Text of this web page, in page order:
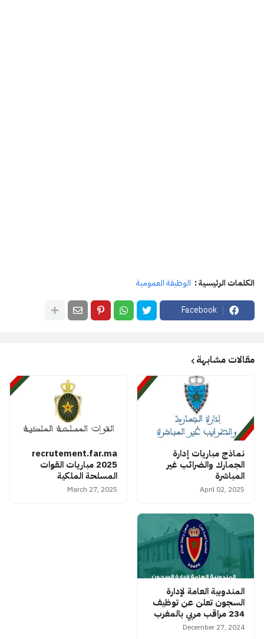
الكلمات الرئيسية : الوظيفة العمومية
Facebook
مقالات مشابهة
نماذج مباريات إدارة
الجمارك والضرائب غير
المباشرة
April 02, 2025
recrutement.far.ma
2025 مباريات القوات
المسلحة الملكية
March 27, 2025
المندوبية العامة لإدارة
السجون تعلن عن توظيف
234 مراقب مربي بالمغرب
December 27, 2024